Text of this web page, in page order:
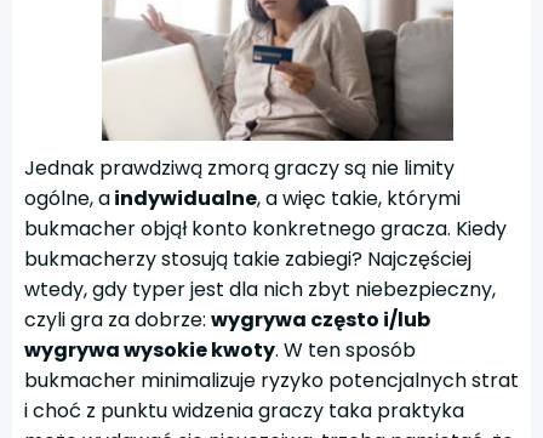
Jednak prawdziwą zmorą graczy są nie limity
ogólne, aindywidualne, a więc takie, którymi
bukmacher objął konto konkretnego gracza. Kiedy
bukmacherzy stosują takie zabiegi? Najczęściej
wtedy, gdy typer jest dla nich zbyt niebezpieczny,
czyli gra za dobrze: wygrywa często i/lub
wygrywa wysokie kwoty. W ten sposób
bukmacher minimalizuje ryzyko potencjalnych strat
i choć z punktu widzenia graczy taka praktyka